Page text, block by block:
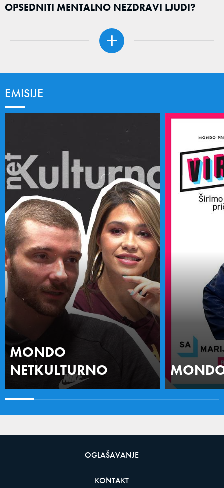
OPSEDNITI MENTALNO NEZDRAVI LJUDI?
EMISIJE
MONDO
NETKULTURNO
OGLAŠAVANJE
KONTAKT